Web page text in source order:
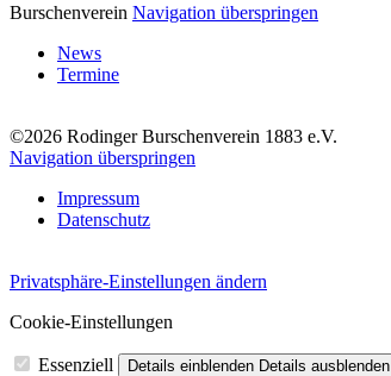
Burschenverein Navigation überspringen
News
Termine
©2026 Rodinger Burschenverein 1883 e.V.
Navigation überspringen
Impressum
Datenschutz
Privatsphäre-Einstellungen ändern
Cookie-Einstellungen
Essenziell Details einblenden Details ausblenden